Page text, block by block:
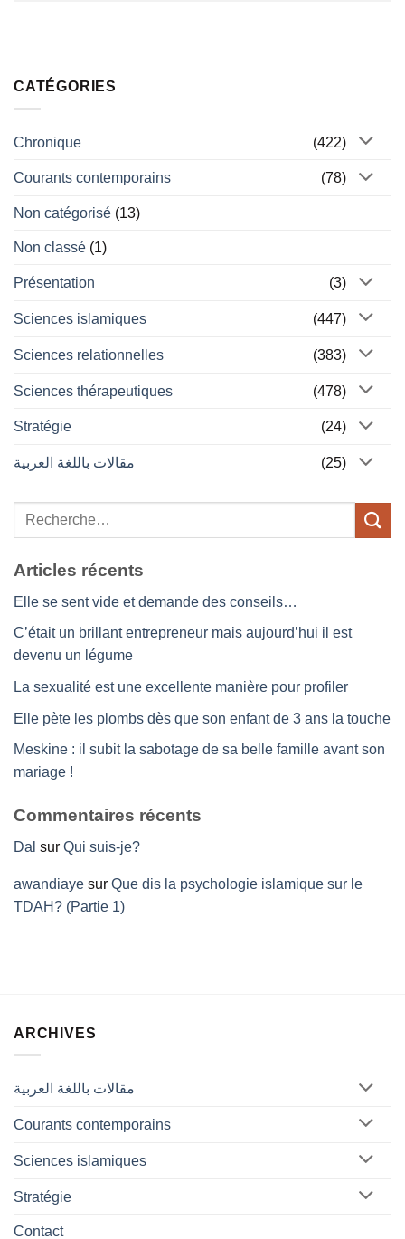
CATÉGORIES
Chronique (422)
Courants contemporains (78)
Non catégorisé (13)
Non classé (1)
Présentation (3)
Sciences islamiques (447)
Sciences relationnelles (383)
Sciences thérapeutiques (478)
Stratégie (24)
مقالات باللغة العربية (25)
Articles récents
Elle se sent vide et demande des conseils…
C’était un brillant entrepreneur mais aujourd’hui il est
devenu un légume
La sexualité est une excellente manière pour profiler
Elle pète les plombs dès que son enfant de 3 ans la touche
Meskine : il subit la sabotage de sa belle famille avant son
mariage !
Commentaires récents
Dal sur Qui suis-je?
awandiaye sur Que dis la psychologie islamique sur le
TDAH? (Partie 1)
ARCHIVES
مقالات باللغة العربية
Courants contemporains
Sciences islamiques
Stratégie
Contact